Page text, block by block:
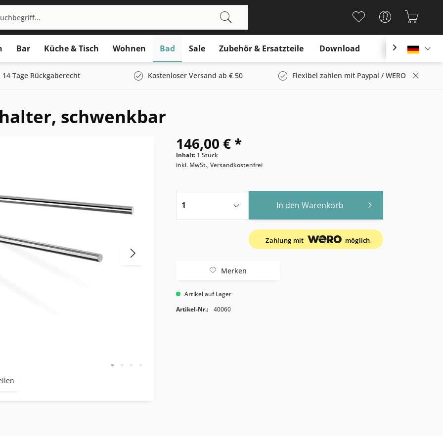
Bar Küche & Tisch Wohnen Bad Sale Zubehör & Ersatzteile Download 
14 Tage Rückgaberecht Kostenloser Versand ab € 50 Flexibel zahlen mit Paypal / WERO
schwenkbar
146,00 € *
Inhalt: 1 Stück
inkl. MwSt., Versandkostenfrei
In den Warenkorb
Zahlung mit möglich
Merken
Artikel auf Lager
Artikel-Nr.:
40060